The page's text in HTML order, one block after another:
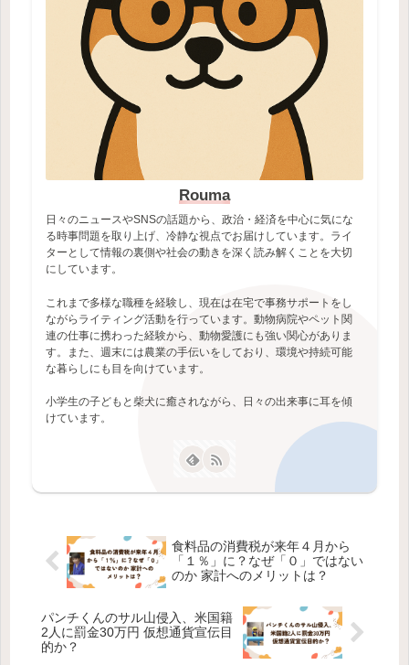
Rouma
日々のニュースやSNSの話題から、政治・経済を中心に気にな
る時事問題を取り上げ、冷静な視点でお届けしています。ライ
ターとして情報の裏側や社会の動きを深く読み解くことを大切
にしています。
これまで多様な職種を経験し、現在は在宅で事務サポートをし
ながらライティング活動を行っています。動物病院やペット関
連の仕事に携わった経験から、動物愛護にも強い関心がありま
す。また、週末には農業の手伝いをしており、環境や持続可能
な暮らしにも目を向けています。
小学生の子どもと柴犬に癒されながら、日々の出来事に耳を傾
けています。
食料品の消費税が来年４月から
「１％」に？なぜ「０」ではない
のか 家計へのメリットは？
パンチくんのサル山侵入、米国籍
2人に罰金30万円 仮想通貨宣伝目
的か？